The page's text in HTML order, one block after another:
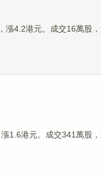
4.2港元。成交16萬股
1.6港元。成交341萬股